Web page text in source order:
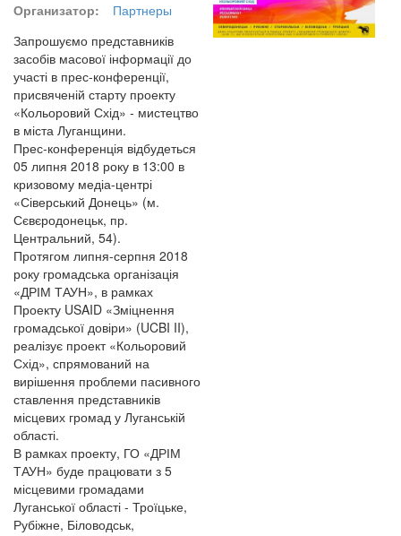
Организатор:
Партнеры
Запрошуємо представників
засобів масової інформації до
участі в прес-конференції,
присвяченій старту проекту
«Кольоровий Схід» - мистецтво
в міста Луганщини.
Прес-конференція відбудеться
05 липня 2018 року в 13:00 в
кризовому медіа-центрі
«Сіверський Донець» (м.
Сєвєродонецьк, пр.
Центральний, 54).
Протягом липня-серпня 2018
року громадська організація
«ДРІМ ТАУН», в рамках
Проекту USAID «Зміцнення
громадської довіри» (UCBI II),
реалізує проект «Кольоровий
Схід», спрямований на
вирішення проблеми пасивного
ставлення представників
місцевих громад у Луганській
області.
В рамках проекту, ГО «ДРІМ
ТАУН» буде працювати з 5
місцевими громадами
Луганської області - Троїцьке,
Рубіжне, Біловодськ,